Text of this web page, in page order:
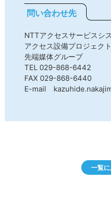
問い合わせ先
NTTアクセスサービスシ
アクセス設備プロジェクト
先端媒体グループ
TEL 029-868-6442
FAX 029-868-6440
E-mail
一覧